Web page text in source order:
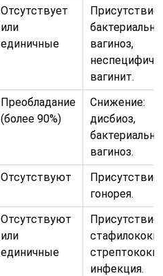
Отсутствует
или
единичные
Присутствие:
вагиноз,
вагинит.
Преобладание
(более 90%)
Снижение:
дисбиоз,
вагиноз.
Отсутствуют
Присутствие:
гонорея.
Отсутствуют
или
единичные
Присутствие:
инфекция.